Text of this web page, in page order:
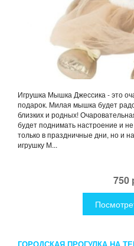
Игрушка Мышка Джессика - это
подарок. Милая мышка будет
близких и родных!
будет поднимать настроение и
только в праздничные дни, но и
игрушку М...
750